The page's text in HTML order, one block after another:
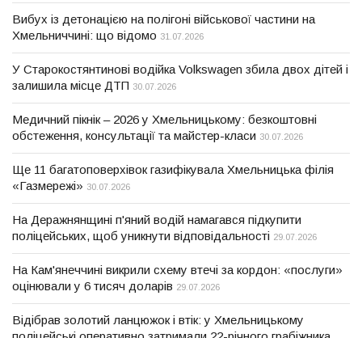
Вибух із детонацією на полігоні військової частини на
Хмельниччині: що відомо 31.07.2026
У Старокостянтинові водійка Volkswagen збила двох дітей і
залишила місце ДТП 30.07.2026
Медичний пікнік – 2026 у Хмельницькому: безкоштовні
обстеження, консультації та майстер-класи 30.07.2026
Ще 11 багатоповерхівок газифікувала Хмельницька філія
«Газмережі» 30.07.2026
На Деражнянщині п'яний водій намагався підкупити
поліцейських, щоб уникнути відповідальності 29.07.2026
На Кам'янеччині викрили схему втечі за кордон: «послуги»
оцінювали у 6 тисяч доларів 29.07.2026
Відібрав золотий ланцюжок і втік: у Хмельницькому